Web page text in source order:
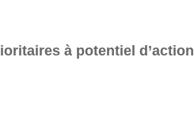
à potentiel d’action